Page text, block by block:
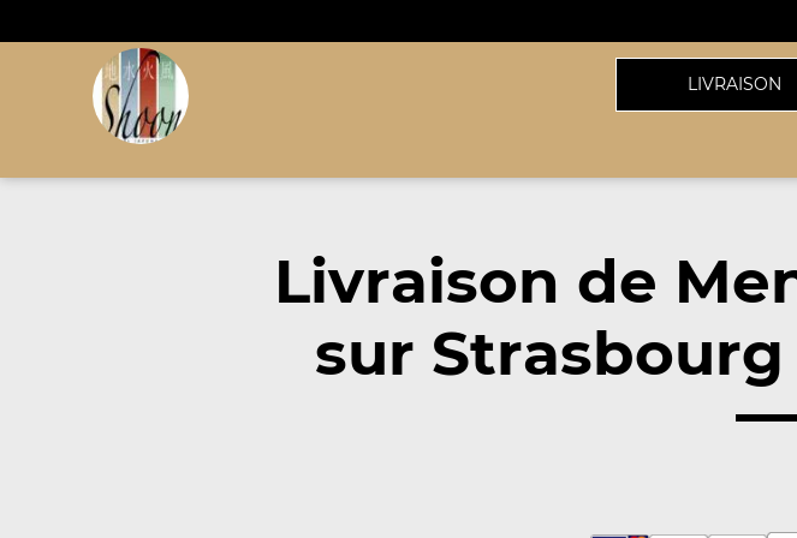
LIVRAISON
Livraison de
sur Strasbourg